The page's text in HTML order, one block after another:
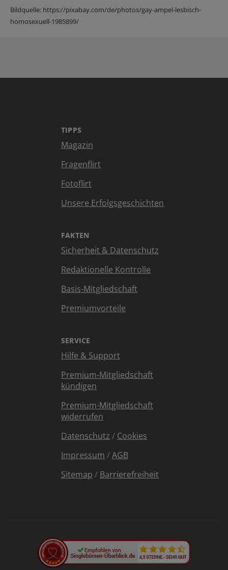
Bildquelle: https://pixabay.com/de/photos/gay-ampel-lesbisch-
homosexuell-1985899/
TIPPS
Magazin
Fragenflirt
Fotoflirt
Unsere Erfolgsgeschichten
FAKTEN
Sicherheit & Datenschutz
Redaktionelle Kontrolle
Basis-Mitgliedschaft
Premiumvorteile
SERVICE
Hilfe & Support
Premium-Mitgliedschaft
kündigen
Premium-Mitgliedschaft
widerrufen
Datenschutz / Cookies
Impressum /AGB
Sitemap / Barrierefreiheit